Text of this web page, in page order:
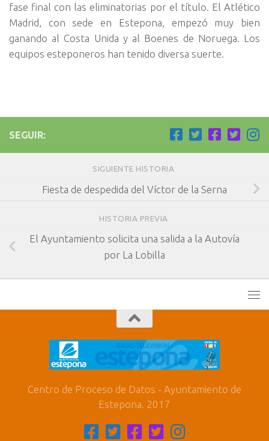
fase final con las eliminatorias por el título. El Atlético
Madrid, con sede en Estepona, empezó muy bien
ganando al Costa Unida y al Boenes de Noruega. Los
equipos esteponeros han tenido diversa suerte.
SEGUIR:
SIGUIENTE HISTORIA
Fiesta de despedida del Víctor de la Serna
HISTORIA PREVIA
El Ayuntamiento solicita una salida a la Autovía
por La Lobilla
Centro de Proceso de Datos - Ayuntamiento de
Estepona. 2017